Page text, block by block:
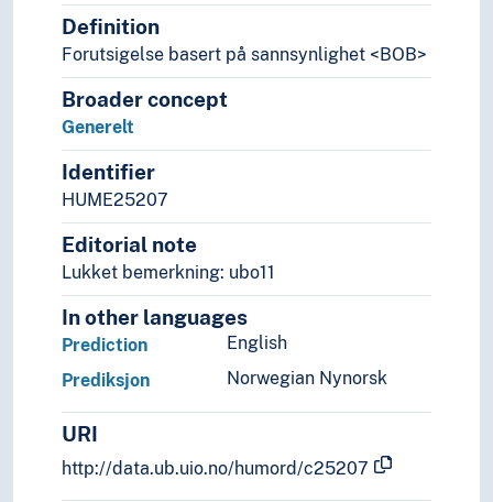
Simulering
Skadebegrensning
Skader
Skala
Stabilitet
Stillstand
Strategi
Symmetri
Systematikk
Testing
Tidsbruk (Generelt)
Tilbakemelding
Tillatelse
Tverrfaglighet
Typologi
Ulikheter
Ulykker
Definition
Forutsigelse basert på sannsynlighet <BOB>
Broader concept
Generelt
Identifier
HUME25207
Editorial note
Lukket bemerkning: ubo11
In other languages
English
Prediction
Norwegian Nynorsk
Prediksjon
URI
http://data.ub.uio.no/humord/c25207